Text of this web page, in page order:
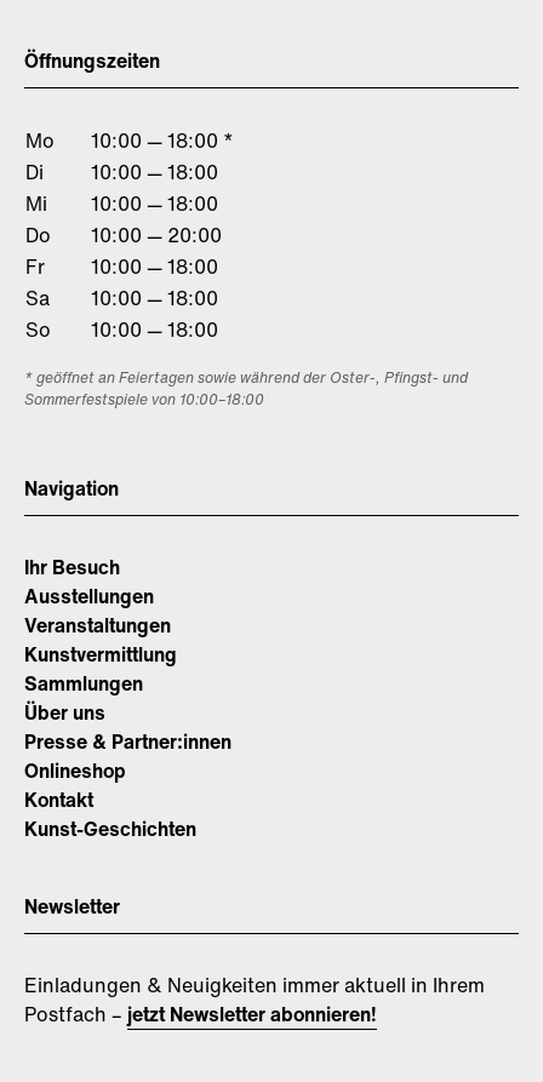
Öffnungszeiten
Mo
10:00 — 18:00 *
Di
10:00 — 18:00
Mi
10:00 — 18:00
Do
10:00 — 20:00
Fr
10:00 — 18:00
Sa
10:00 — 18:00
So
10:00 — 18:00
* geöffnet an Feiertagen sowie während der Oster-, Pfingst- und
Sommerfestspiele von 10:00–18:00
Navigation
Ihr Besuch
Ausstellungen
Veranstaltungen
Kunstvermittlung
Sammlungen
Über uns
Presse & Partner:innen
Onlineshop
Kontakt
Kunst-Geschichten
Newsletter
Einladungen & Neuigkeiten immer aktuell in Ihrem
Postfach – jetzt Newsletter abonnieren!